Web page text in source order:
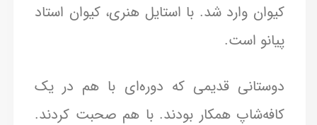
کیوان وارد شد. با استایل هنری، کیوان استاد
پیانو است.
دوستانی قدیمی که دوره‌ای با هم در یک
کافه‌شاپ همکار بودند. با هم صحبت کردند.